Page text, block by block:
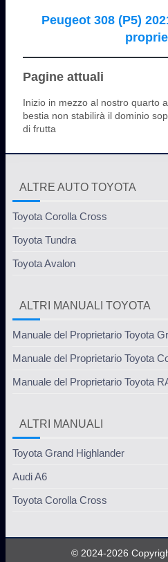
Peugeot 308 (P5)
Pagine attuali
Inizio in mezzo al nostro quarto
bestia non stabilirà il dominio
di frutta
ALTRE AUTO TOYOTA
Toyota Corolla Cross
Toyota Tundra
Toyota Avalon
ALTRI MANUALI TOYOTA
Manuale del Proprietario Toyota
Manuale del Proprietario Toyota
Manuale del Proprietario Toyota
ALTRI MANUALI
Toyota Grand Highlander
Audi A6
Toyota Corolla Cross
© 2024-2026